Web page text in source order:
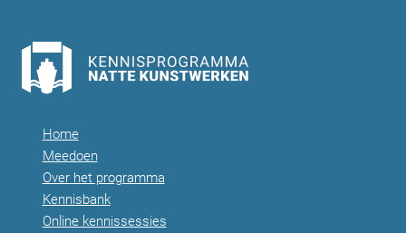
Home
Meedoen
Over het programma
Kennisbank
Online kennissessies